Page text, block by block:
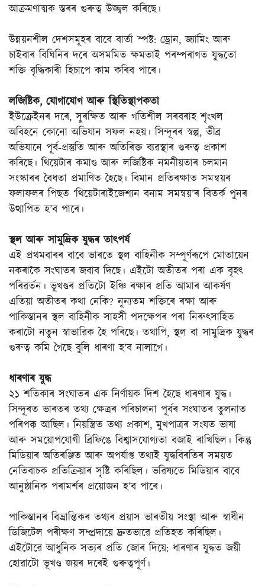
আক্ৰমণাত্মক স্তৰৰ গুৰুত্ব উজ্জ্বল কৰিছে।
উন্নয়নশীল দেশসমূহৰ বাবে বাৰ্তা স্পষ্ট: ড্ৰোন, জ্যামিং আৰু
চাইবাৰ বিঘিনিৰ দৰে অসমমিত ক্ষমতাই পৰম্পৰাগত যুদ্ধতো
শক্তি বৃদ্ধিকাৰী হিচাপে কাম কৰিব পাৰে।
লজিষ্টিক, যোগাযোগ আৰু স্থিতিস্থাপকতা
ইউক্ৰেইনৰ দৰে, সুৰক্ষিত আৰু গতিশীল সৰবৰাহ শৃংখল
অবিহনে কোনো অভিযান সফল নহয়। সিন্দূৰৰ স্বল্প, তীব্ৰ
অভিযানে পূৰ্ব-প্ৰস্তুতি আৰু অতিৰিক্ত ব্যৱস্থাৰ গুৰুত্ব প্ৰকাশ
কৰিছে। থিয়েটাৰ কমাণ্ড আৰু লজিষ্টিক নমনীয়তাৰ চলমান
সংস্কাৰৰ বৈধতা প্ৰমাণিত হৈছে। বিমান প্ৰতিৰক্ষাত সমন্বয়ৰ
ফলাফলৰ পিছত ‘থিয়েটাৰাইজেশ্যন বনাম সমন্বয়’ৰ বিতৰ্ক পুনৰ
উত্থাপিত হ’ব পাৰে।
স্থল আৰু সামুদ্ৰিক যুদ্ধৰ তাৎপৰ্য
এই প্ৰথমবাৰৰ বাবে ভাৰতে স্থল বাহিনীক সম্পূৰ্ণৰূপে মোতায়েন
নকৰাকৈ সংঘাতৰ জবাব দিছে। এইটো অতীতৰ পৰা এক বৃহৎ
পৰিৱৰ্তন। ভূখণ্ডৰ প্ৰতিটো ইঞ্চি ৰক্ষাৰ প্ৰতি আমাৰ আকৰ্ষণ
এতিয়া অতীতৰ কথা নেকি? নূন্যতম শক্তিৰে ৰক্ষা আৰু
পাকিস্তানৰ স্থল বাহিনীক সাহসী পদক্ষেপৰ পৰা নিৰুৎসাহিত
কৰাটো নতুন স্বাভাৱিক হৈ পৰিছে। তথাপি, স্থল বা সামুদ্ৰিক যুদ্ধৰ
গুৰুত্ব কমি গৈছে বুলি ধাৰণা হ’ব নালাগে।
ধাৰণাৰ যুদ্ধ
২১ শতিকাৰ সংঘাতৰ এক নিৰ্ণায়ক দিশ হৈছে ধাৰণাৰ যুদ্ধ।
সিন্দূৰত ভাৰতৰ তথ্য ক্ষেত্ৰৰ পৰিচালনা পূৰ্বৰ সংঘাতৰ তুলনাত
পৰিপক্ক আছিল। নিয়ন্ত্ৰিত তথ্য প্ৰকাশ, মুখপাত্ৰৰ সংযত ভাষা
আৰু সময়োপযোগী ব্ৰিফিঙে বিশ্বাসযোগ্যতা বজাই ৰাখিছিল। কিন্তু
মিডিয়াৰ অতিৰঞ্জিত আৰু অপৰ্যাপ্ত তথ্যই যুদ্ধবিৰতিৰ সময়ত
নেতিবাচক প্ৰতিক্ৰিয়াৰ সৃষ্টি কৰিছিল। ভৱিষ্যতে মিডিয়াৰ বাবে
আনুষ্ঠানিক পৰামৰ্শৰ প্ৰয়োজন হ’ব পাৰে।
পাকিস্তানৰ বিভ্ৰান্তিকৰ তথ্যৰ প্ৰয়াস ভাৰতীয় সংস্থা আৰু স্বাধীন
ডিজিটেল পৰীক্ষণ সম্প্ৰদায়ে দ্ৰুতভাৱে প্ৰতিহত কৰিছিল।
এইটোৱে আধুনিক সত্যৰ প্ৰতি জোৰ দিয়ে: ধাৰণাৰ যুদ্ধত জয়ী
হোৱাটো ভূখণ্ড জয়ৰ দৰেই গুৰুত্বপূৰ্ণ।